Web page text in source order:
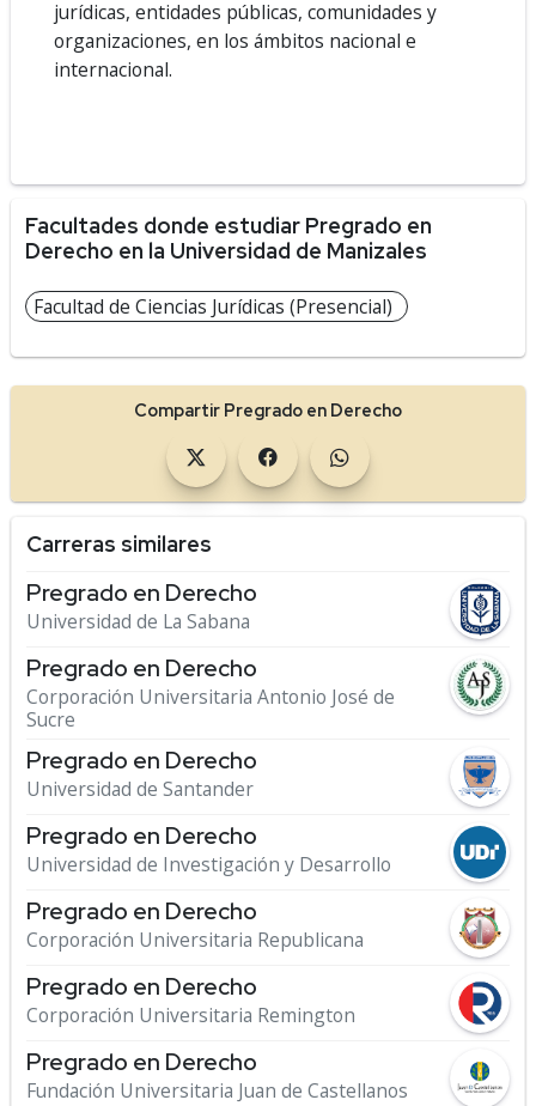
jurídicas, entidades públicas, comunidades y
organizaciones, en los ámbitos nacional e
internacional.
Facultades donde estudiar Pregrado en
Derecho en la Universidad de Manizales
Facultad de Ciencias Jurídicas (Presencial)
Compartir Pregrado en Derecho
Carreras similares
Pregrado en Derecho
Universidad de La Sabana
Pregrado en Derecho
Corporación Universitaria Antonio José de
Sucre
Pregrado en Derecho
Universidad de Santander
Pregrado en Derecho
Universidad de Investigación y Desarrollo
Pregrado en Derecho
Corporación Universitaria Republicana
Pregrado en Derecho
Corporación Universitaria Remington
Pregrado en Derecho
Fundación Universitaria Juan de Castellanos